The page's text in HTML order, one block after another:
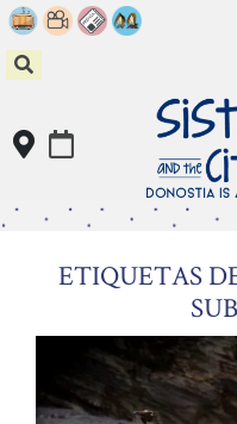
Skip
to
content
ETIQUETAS